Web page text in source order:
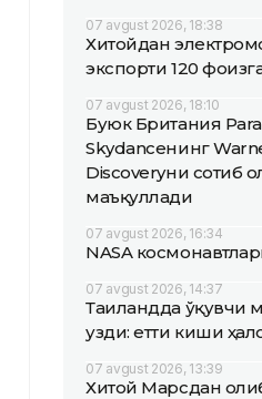
07 avgust 2026, 18:38
Хитойдан
экспорти 120
07 avgust 2026, 18:10
Буюк Британия
Skydanceнинг
Discoveryни сотиб
маъқуллади
07 avgust 2026, 16:34
NASA
07 avgust 2026, 14:37
Таиландда ўқувчи
узди: етти киши
07 avgust 2026, 13:39
Хитой Марсдан